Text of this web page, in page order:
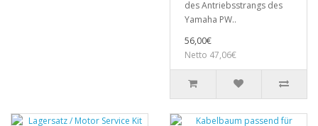
des Antriebsstrangs des
Yamaha PW..
56,00€
Netto 47,06€